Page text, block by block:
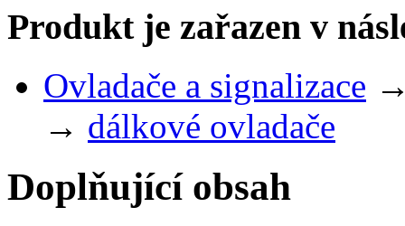
Produkt je zařazen v
Ovladače a signalizace
→ dálkové ovladače
Doplňující obsah